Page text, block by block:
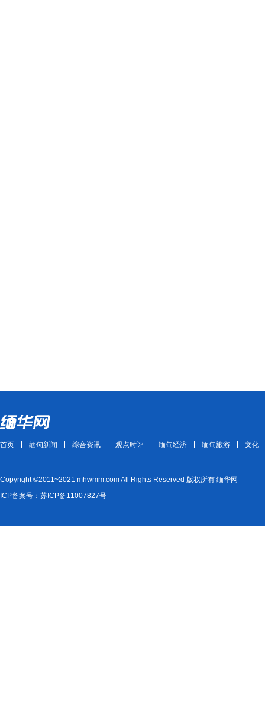
首页 缅甸新闻 综合资讯 观点时评 缅甸经济 缅甸旅游 文化
Copyright ©2011~2021 mhwmm.com All Rights Reserved 版权所有 缅华网
ICP备案号：苏ICP备11007827号